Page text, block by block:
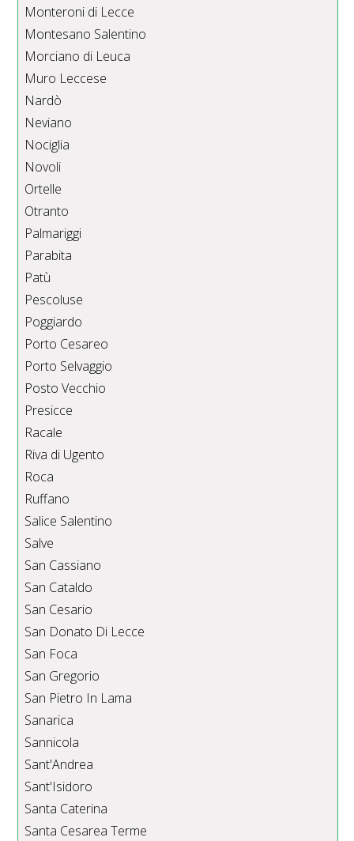
Monteroni di Lecce
Montesano Salentino
Morciano di Leuca
Muro Leccese
Nardò
Neviano
Nociglia
Novoli
Ortelle
Otranto
Palmariggi
Parabita
Patù
Pescoluse
Poggiardo
Porto Cesareo
Porto Selvaggio
Posto Vecchio
Presicce
Racale
Riva di Ugento
Roca
Ruffano
Salice Salentino
Salve
San Cassiano
San Cataldo
San Cesario
San Donato Di Lecce
San Foca
San Gregorio
San Pietro In Lama
Sanarica
Sannicola
Sant'Andrea
Sant'Isidoro
Santa Caterina
Santa Cesarea Terme